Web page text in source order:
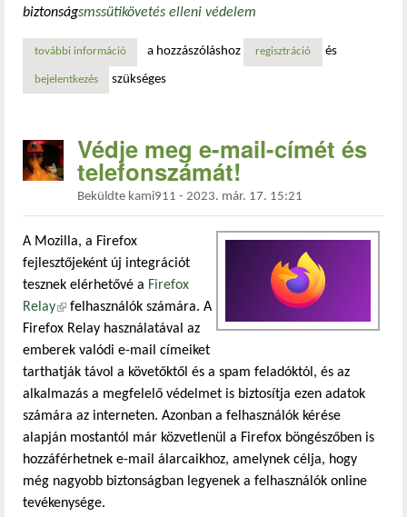
biztonságsmssütikövetés elleni védelem
további információnatív értesítéssel, firefox relay támogatással és nagyobb
a hozzászóláshoz regisztráció és
bejelentkezés szükséges
Védje meg e-mail-címét és
telefonszámát!
Beküldte kami911 - 2023. már. 17. 15:21
A Mozilla, a Firefox
fejlesztőjeként új integrációt
tesznek elérhetővé a Firefox
Relay(külső hivatkozás)
felhasználók számára. A
Firefox Relay használatával az
emberek valódi e-mail címeiket
tarthatják távol a követőktől és a spam feladóktól, és az
alkalmazás a megfelelő védelmet is biztosítja ezen adatok
számára az interneten. Azonban a felhasználók kérése
alapján mostantól már közvetlenül a Firefox böngészőben is
hozzáférhetnek e-mail álarcaikhoz, amelynek célja, hogy
még nagyobb biztonságban legyenek a felhasználók online
tevékenysége.